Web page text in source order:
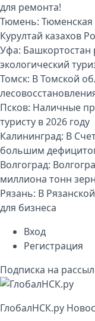
для ремонта!
Тюмень: Тюменская
Курултай казахов
Уфа: Башкортостан
экологический
Томск: В Томской
Псков: Наличные
туристу в 2026 году
Калининград: В
большим
Волгоград:
миллиона тонн
Рязань: В
для бизнеса
Вход
Регистрация
Подписка на
ГлобалНСК.py